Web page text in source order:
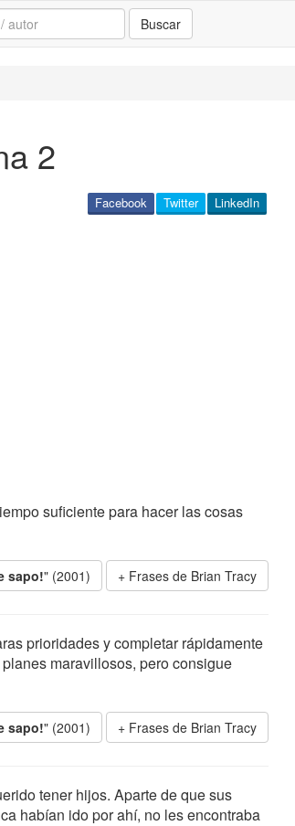
Buscar
2
LinkedIn
Twitter
Facebook
suficiente para hacer las cosas
sapo!" (2001) Frases de Brian Tracy
prioridades y completar rápidamente
maravillosos, pero consigue
sapo!" (2001) Frases de Brian Tracy
tener hijos. Aparte de que sus
habían ido por ahí, no les encontraba